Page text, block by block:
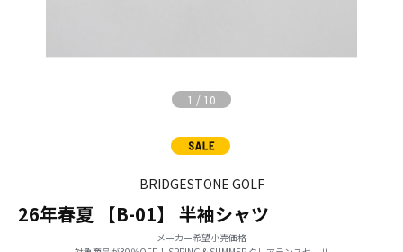
1 / 10
BRIDGESTONE GOLF
26年春夏 【B-01】 半袖シャツ
メーカー希望小売価格